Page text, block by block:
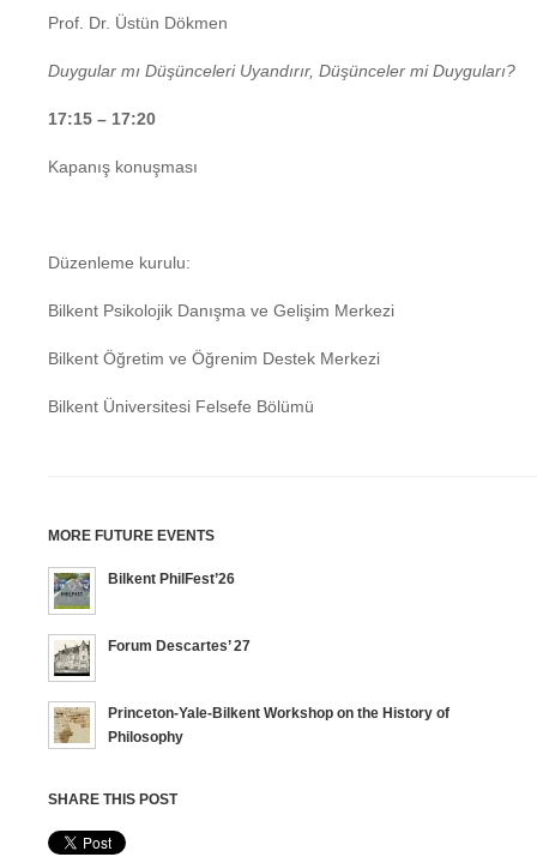
Prof. Dr. Üstün Dökmen
Duygular mı Düşünceleri Uyandırır, Düşünceler mi Duyguları?
17:15 – 17:20
Kapanış konuşması
Düzenleme kurulu:
Bilkent Psikolojik Danışma ve Gelişim Merkezi
Bilkent Öğretim ve Öğrenim Destek Merkezi
Bilkent Üniversitesi Felsefe Bölümü
MORE FUTURE EVENTS
Bilkent PhilFest’26
Forum Descartes’ 27
Princeton-Yale-Bilkent Workshop on the History of
Philosophy
SHARE THIS POST